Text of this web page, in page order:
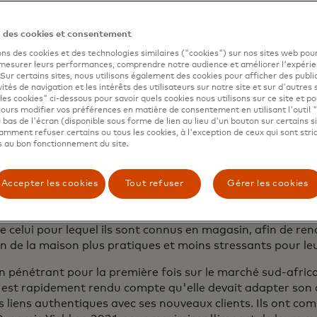
une enseigne française de bricolage et de jardinage
d'Europe, d'Asie, d'Amérique du Sud et d'Afrique. C'est
de produits d'amélioration de la maison au
inégalée de 300 millions de clients. Son activité
principaux : Bricolage, construction, jardinage,
renouvelables et décoration d'intérieur, en
peut avoir besoin pour tout projet d'amélioration de
de donner à ses clients les moyens de réaliser
proposant une large gamme de produits et d'outils,
et un personnel compétent. Il était important
de produits à différents niveaux de prix pour rendre
clients ayant des budgets différents. Dans le cadre de
ils souhaitaient offrir le même niveau de conseils
celui pour lequel ils sont connus en magasin, afin de
de la maison plus pratiques et moins stressants pour
pénétrant pour la première fois sur le marché sud-
rapidement rendu compte qu'elle devait adapter son
liens authentiques avec ses nouveaux clients. Ils ont
cookies et consentement
des cookies et des technologies similaires ("cookies") sur nos sites web
leurs performances, comprendre notre audience et améliorer
certains sites, nous utilisons également des cookies pour afficher des
de navigation et les intérêts des utilisateurs sur notre site et sur d'autres
cookies" ci-dessous pour savoir quels cookies nous utilisons sur ce site et
modifier vos préférences en matière de consentement en utilisant l'outil
bas de l'écran (disponible sous forme de lien au lieu d'un bouton sur certains
refuser certains ou tous les cookies, à l'exception de ceux qui sont
au bon fonctionnement du site.
Accepter les cookies Tout refuser Gérer les cookies